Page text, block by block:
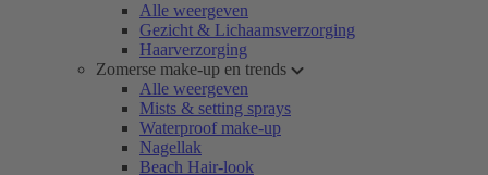
Alle weergeven
Gezicht & Lichaamsverzorging
Haarverzorging
Zomerse make-up en trends
Alle weergeven
Mists & setting sprays
Waterproof make-up
Nagellak
Beach Hair-look